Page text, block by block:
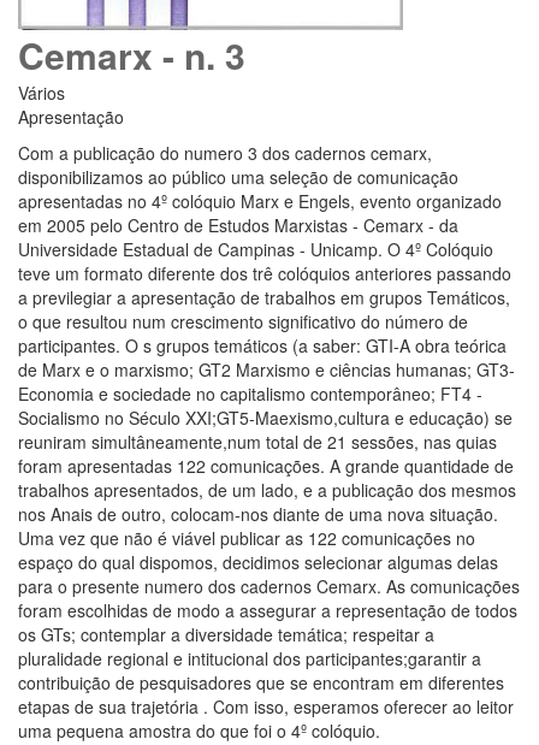
Cemarx - n. 3
Vários
Apresentação
Com a publicação do numero 3 dos cadernos cemarx,
disponibilizamos ao público uma seleção de comunicação
apresentadas no 4º colóquio Marx e Engels, evento organizado
em 2005 pelo Centro de Estudos Marxistas - Cemarx - da
Universidade Estadual de Campinas - Unicamp. O 4º Colóquio
teve um formato diferente dos trê colóquios anteriores passando
a previlegiar a apresentação de trabalhos em grupos Temáticos,
o que resultou num crescimento significativo do número de
participantes. O s grupos temáticos (a saber: GTI-A obra teórica
de Marx e o marxismo; GT2 Marxismo e ciências humanas; GT3-
Economia e sociedade no capitalismo contemporâneo; FT4 -
Socialismo no Século XXI;GT5-Maexismo,cultura e educação) se
reuniram simultâneamente,num total de 21 sessões, nas quias
foram apresentadas 122 comunicações. A grande quantidade de
trabalhos apresentados, de um lado, e a publicação dos mesmos
nos Anais de outro, colocam-nos diante de uma nova situação.
Uma vez que não é viável publicar as 122 comunicações no
espaço do qual dispomos, decidimos selecionar algumas delas
para o presente numero dos cadernos Cemarx. As comunicações
foram escolhidas de modo a assegurar a representação de todos
os GTs; contemplar a diversidade temática; respeitar a
pluralidade regional e intitucional dos participantes;garantir a
contribuição de pesquisadores que se encontram em diferentes
etapas de sua trajetória . Com isso, esperamos oferecer ao leitor
uma pequena amostra do que foi o 4º colóquio.